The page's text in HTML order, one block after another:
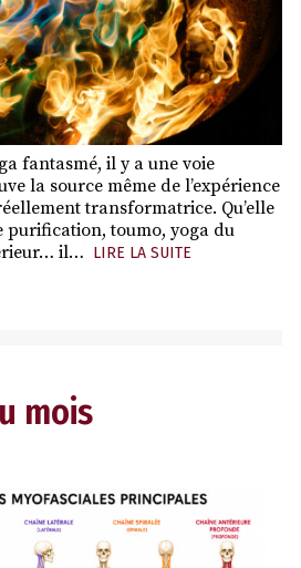
fantasmé, il y a une voie
la source même de l’expérience
transformatrice. Qu’elle
purification, toumo, yoga du
il… LIRE LA SUITE
mois